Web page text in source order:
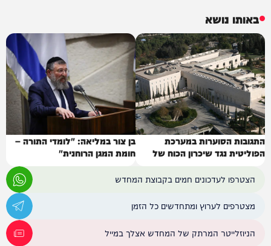
באותו נושא
התגובות הסוערות במערכת
הפוליטית נגד שיכרון הכוח של
בג"ץ
בן צור במליאה: "לומדי התורה –
חומת המגן הרוחנית"
הצטרפו לעדכונים חמים בקבוצת המחדש
מצטרפים לערוץ ומתחדשים כל הזמן
הניוזלייטר המרתק של המחדש אצלך במייל